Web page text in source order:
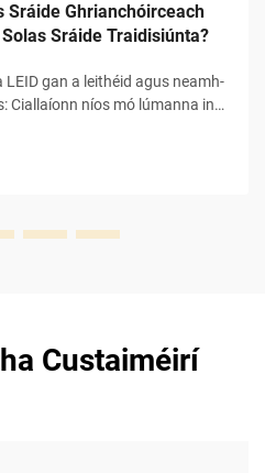
Sráide Ghrianchóirceach
Sráide Traidisiúnta?
gan a leithéid agus neamh-
Ciallaíonn níos mó lúmanna in
traidisiúnta ó thaobh
Custaiméirí